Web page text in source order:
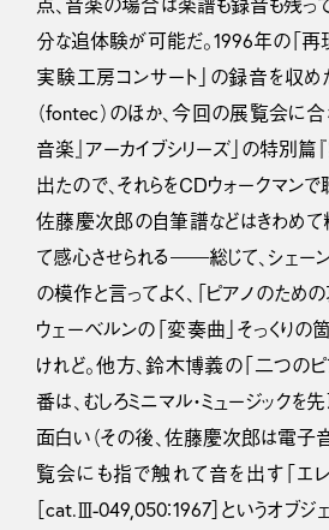
点、音楽の場合は楽譜も録音も残っ
分な追体験が可能だ。1996年の「
実験工房コンサート」の録音を収め
（fontec）のほか、今回の展覧会に合
音楽』アーカイブシリーズ」の特別篇
出たので、それらをＣＤウォークマン
佐藤慶次郎の自筆譜などはきわめ
て感心させられる――総じて、シェー
の模作と言ってよく、「ピアノのため
ウェーベルンの「変奏曲」そっくりの
けれど。他方、鈴木博義の「二つのピ
番は、むしろミニマル・ミュージックを
面白い（その後、佐藤慶次郎は電子
覧会にも指で触れて音を出す「エレ
［cat.Ⅲ-049,050：1967］というオブ